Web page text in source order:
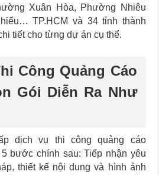
Xuân Hòa, Phường Nhiêu
TP.HCM và 34 tỉnh thành
tiết cho từng dự án cụ thể.
Công Quảng Cáo
Gói Diễn Ra Như
dịch vụ thi công quảng cáo
bước chính sau: Tiếp nhận yêu
thiết kế nội dung và hình ảnh